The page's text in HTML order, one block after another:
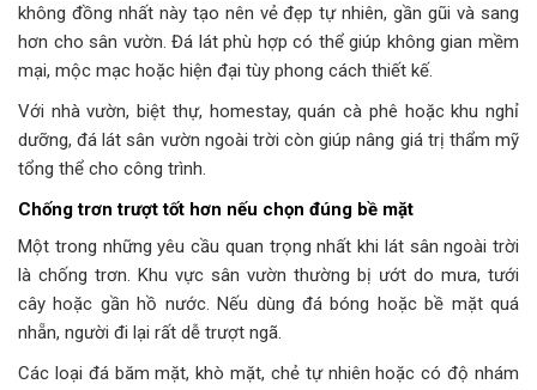
không đồng nhất này tạo nên vẻ đẹp tự nhiên, gần gũi và sang
hơn cho sân vườn. Đá lát phù hợp có thể giúp không gian mềm
mại, mộc mạc hoặc hiện đại tùy phong cách thiết kế.
Với nhà vườn, biệt thự, homestay, quán cà phê hoặc khu nghỉ
dưỡng, đá lát sân vườn ngoài trời còn giúp nâng giá trị thẩm mỹ
tổng thể cho công trình.
Chống trơn trượt tốt hơn nếu chọn đúng bề mặt
Một trong những yêu cầu quan trọng nhất khi lát sân ngoài trời
là chống trơn. Khu vực sân vườn thường bị ướt do mưa, tưới
cây hoặc gần hồ nước. Nếu dùng đá bóng hoặc bề mặt quá
nhẵn, người đi lại rất dễ trượt ngã.
Các loại đá băm mặt, khò mặt, chẻ tự nhiên hoặc có độ nhám